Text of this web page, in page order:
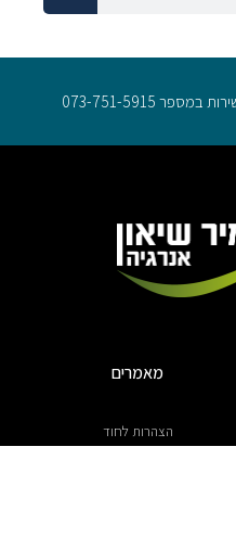
073-751-5915
מאמרים
הצהרות לחוד